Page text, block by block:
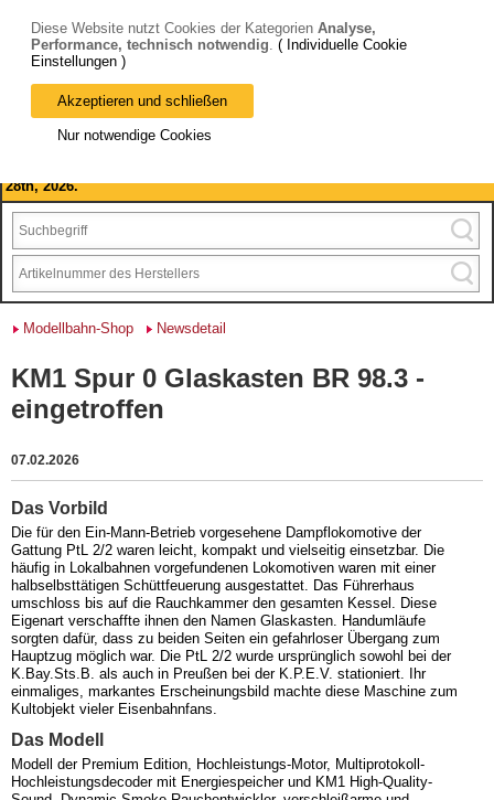
Bitte beachten Sie: wir machen Betriebsferien, vom 03. bis 28.
August 2026 haben wir geschlossen.
28th, 2026.
Modellbahn-Shop Newsdetail
KM1 Spur 0 Glaskasten BR 98.3 -
eingetroffen
07.02.2026
Das Vorbild
Die für den Ein-Mann-Betrieb vorgesehene Dampflokomotive der
Gattung PtL 2/2 waren leicht, kompakt und vielseitig einsetzbar. Die
häufig in Lokalbahnen vorgefundenen Lokomotiven waren mit einer
halbselbsttätigen Schüttfeuerung ausgestattet. Das Führerhaus
umschloss bis auf die Rauchkammer den gesamten Kessel. Diese
Eigenart verschaffte ihnen den Namen Glaskasten. Handumläufe
sorgten dafür, dass zu beiden Seiten ein gefahrloser Übergang zum
Hauptzug möglich war. Die PtL 2/2 wurde ursprünglich sowohl bei der
K.Bay.Sts.B. als auch in Preußen bei der K.P.E.V. stationiert. Ihr
einmaliges, markantes Erscheinungsbild machte diese Maschine zum
Kultobjekt vieler Eisenbahnfans.
Das Modell
Modell der Premium Edition, Hochleistungs-Motor, Multiprotokoll-
Hochleistungsdecoder mit Energiespeicher und KM1 High-Quality-
Diese Website nutzt Cookies der Kategorien Analyse,
Performance, technisch notwendig. ( Individuelle Cookie
Einstellungen )
Akzeptieren und schließen
Nur notwendige Cookies